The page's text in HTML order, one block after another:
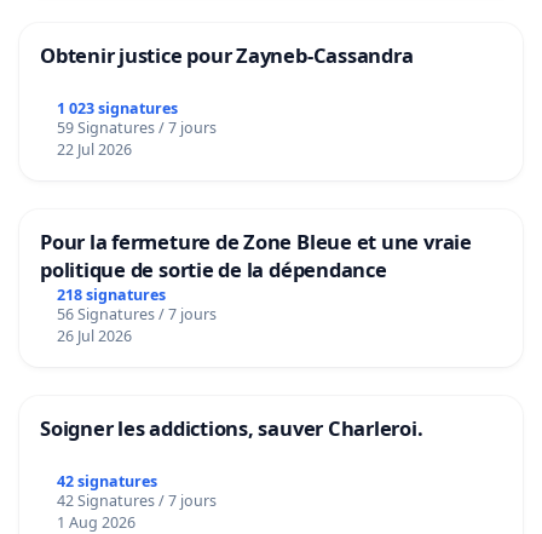
Obtenir justice pour Zayneb-Cassandra
1 023 signatures
59 Signatures / 7 jours
22 Jul 2026
Pour la fermeture de Zone Bleue et une vraie
politique de sortie de la dépendance
218 signatures
56 Signatures / 7 jours
26 Jul 2026
Soigner les addictions, sauver Charleroi.
42 signatures
42 Signatures / 7 jours
1 Aug 2026